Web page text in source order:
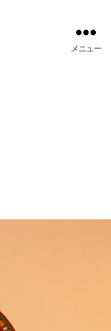
メニュー